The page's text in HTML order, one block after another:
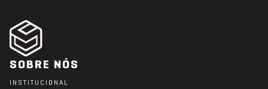
SOBRE NÓS
INSTITUCIONAL